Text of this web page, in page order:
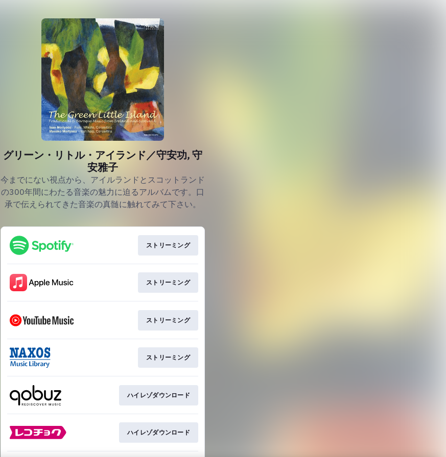
グリーン・リトル・アイランド／守安功, 守
安雅子
今までにない視点から、アイルランドとスコットランド
の300年間にわたる音楽の魅力に迫るアルバムです。口
承で伝えられてきた音楽の真髄に触れてみて下さい。
ストリーミング
ストリーミング
ストリーミング
ストリーミング
ハイレゾダウンロード
ハイレゾダウンロード